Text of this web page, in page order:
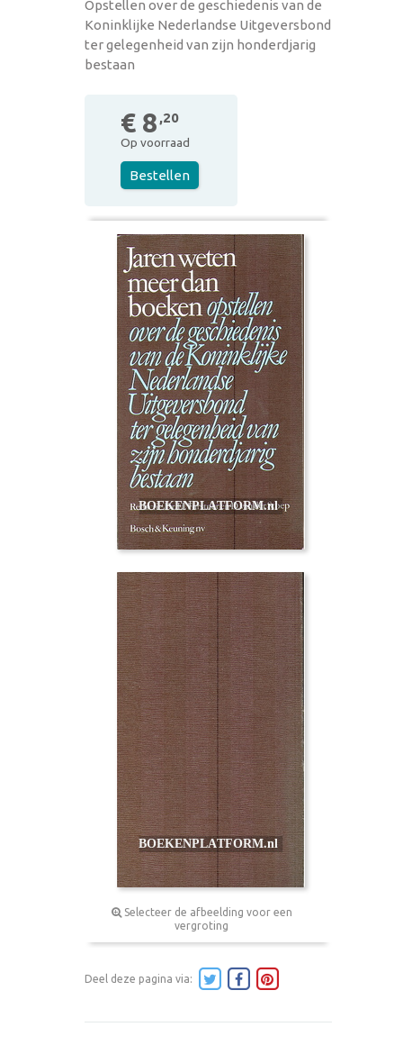
Opstellen over de geschiedenis van de
Koninklijke Nederlandse Uitgeversbond
ter gelegenheid van zijn honderdjarig
bestaan
€ 8 ,20
Op voorraad
Bestellen
Selecteer de afbeelding voor een
vergroting
Deel deze pagina via: